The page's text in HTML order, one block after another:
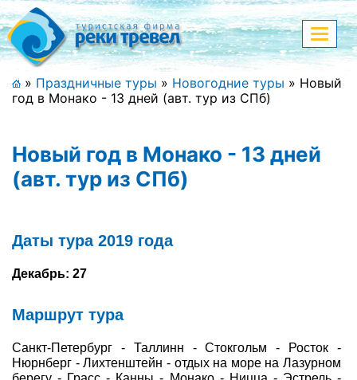
Меню
+7 (911) 182-44-68
Адрес офиса, контакты
Полная версия сайта
Спецпредложения
Праздничные туры
Страны и направления
Поиск тура
меню
» Праздничные туры » Новогодние туры » Новый
год в Монако - 13 дней (авт. тур из СПб)
Новый год в Монако - 13 дней
(авт. тур из СПб)
Даты тура 2019 года
Декабрь: 27
Маршрут тура
Санкт-Петербург - Таллинн - Стокгольм - Росток -
Нюрнберг - Лихтенштейн - отдых на море на Лазурном